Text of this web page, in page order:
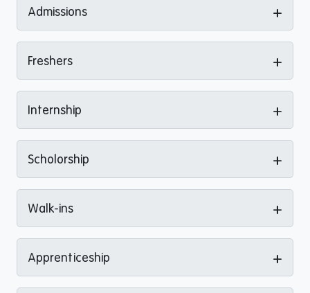
Admissions +
Freshers +
Internship +
Scholorship +
Walk-ins +
Apprenticeship +